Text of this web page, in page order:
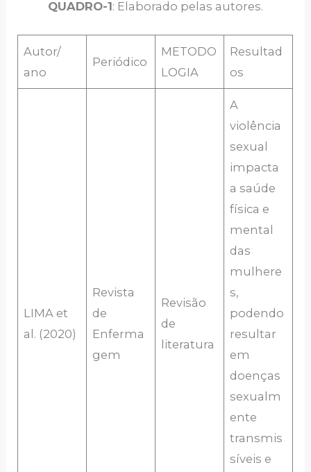
QUADRO-1: Elaborado pelas autores.
Autor/
ano
Periódico
METODO
LOGIA
Resultad
os
LIMA et
al. (2020)
Revista
de
Enferma
gem
Revisão
de
literatura
A
violência
sexual
impacta
a saúde
física e
mental
das
mulhere
s,
podendo
resultar
em
doenças
sexualm
ente
transmis
síveis e